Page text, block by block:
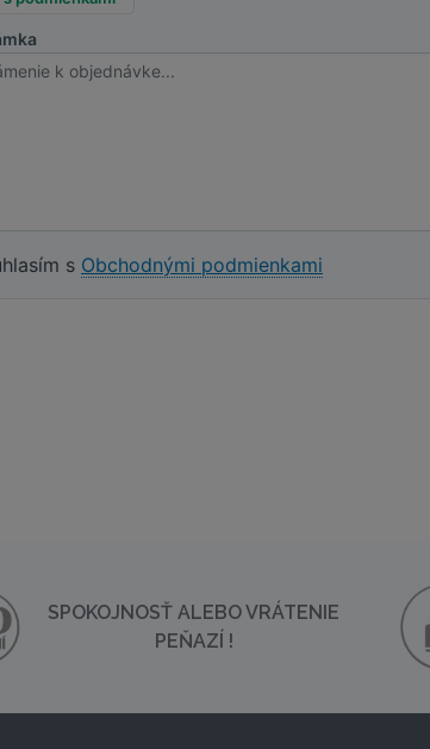
s Obchodnými podmienkami
SPOKOJNOSŤ ALEBO VRÁTENIE
PEŇAZÍ !